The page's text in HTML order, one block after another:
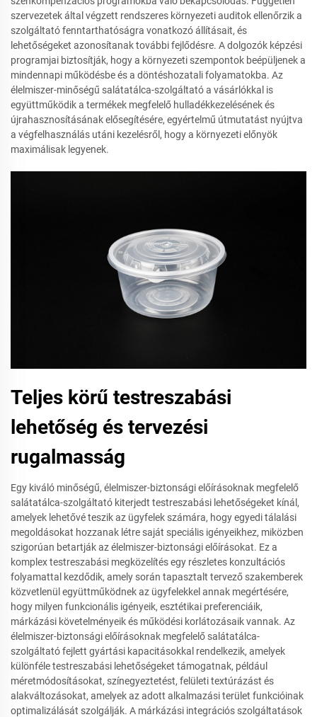
szervezetek által végzett rendszeres környezeti auditok ellenőrzik a
szolgáltató fenntarthatóságra vonatkozó állításait, és
lehetőségeket azonosítanak további fejlődésre. A dolgozók képzési
programjai biztosítják, hogy a környezeti szempontok beépüljenek a
mindennapi működésbe és a döntéshozatali folyamatokba. Az
élelmiszer-minőségű salátatálca-szolgáltató a vásárlókkal is
együttműködik a termékek megfelelő hulladékkezelésének és
újrahasznosításának elősegítésére, egyértelmű útmutatást nyújtva
a végfelhasználás utáni kezelésről, hogy a környezeti előnyök
maximálisak legyenek.
Teljes körű testreszabási
lehetőség és tervezési
rugalmasság
Egy kiváló minőségű, élelmiszer-biztonsági előírásoknak megfelelő
salátatálca-szolgáltató kiterjedt testreszabási lehetőségeket kínál,
amelyek lehetővé teszik az ügyfelek számára, hogy egyedi tálalási
megoldásokat hozzanak létre saját speciális igényeikhez, miközben
szigorúan betartják az élelmiszer-biztonsági előírásokat. Ez a
komplex testreszabási megközelítés egy részletes konzultációs
folyamattal kezdődik, amely során tapasztalt tervező szakemberek
közvetlenül együttműködnek az ügyfelekkel annak megértésére,
hogy milyen funkcionális igényeik, esztétikai preferenciáik,
márkázási követelményeik és működési korlátozásaik vannak. Az
élelmiszer-biztonsági előírásoknak megfelelő salátatálca-
szolgáltató fejlett gyártási kapacitásokkal rendelkezik, amelyek
különféle testreszabási lehetőségeket támogatnak, például
méretmódosításokat, színegyeztetést, felületi textúrázást és
alakváltozásokat, amelyek az adott alkalmazási terület funkcióinak
optimalizálását szolgálják. A márkázási integrációs szolgáltatások